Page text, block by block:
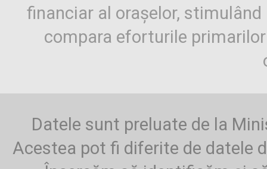
financiar al orașelor,
compara eforturile
Datele sunt preluate de la
Acestea pot fi diferite de datele